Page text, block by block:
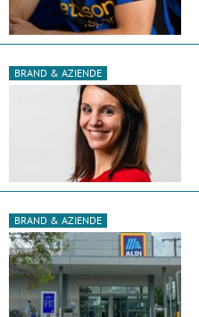
BRAND & AZIENDE
BRAND & AZIENDE